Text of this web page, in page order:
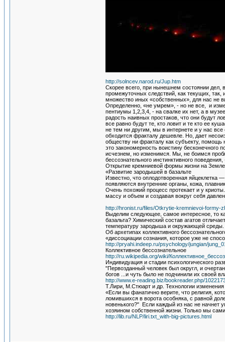
http://solncev.narod.ru/Jup.htm
Скорее всего, при нынешнем состоянии дел,
промежуточных следствий, как текущих, так,
множество иных «собственных», для нас не
Определенно, «не умрем», - но не все, и
пентиумы 1,2,3,4, - на свалке их нет, а в
радость наивных простаков, что они будут
все равно будут те, кто ловит и те кто ее
не тем ни другим, мы в интернете и у нас все
обходится фракталу дешевле. Но, дает
обществу ни фракталу как субъекту,
это закономерность воистину
исчезнем, но изменимся. Мы, не боимся
бессознательного инстинктивного
Открытие кремниевой формы жизни на Земле
«Развитие зародышей в базальте
Известно, что оплодотворенная яйцеклетка
появляются внутренние органы, кожа,
Очень похожий процесс протекает и у
массу и объем и создавая вокруг себя
http://hronist.ru/files/Otkrytie-kremnievoi-formy-
Выделим следующее, самое интересное, то
базальта? Химический состав агатов
температуру зародыша и окружающей среды.
Об архетипах коллективного
«диссоциации сознания, которое уже не
http://pryahi.indeep.ru/psychology/jungian/
Коллективное бессознательное
http://ru.wikipedia.org/wiki/
Индивидуация и стадии психологического
"Первозданный человек был округл, и
богов ...и чуть было не подчинили их своей
http://www.e-reading.biz/bookreader.php/
Т.Лири, М.Стюарт и др. Технологии изменения
«Если вы фанатично верите, что религия,
ломившихся в ворота особняка, с равной
новенького?" Если каждый из нас не начнет
хозяином собственной жизни. Только мы
http://lib.ru/NLP/liri.txt_with-big-pictures.html